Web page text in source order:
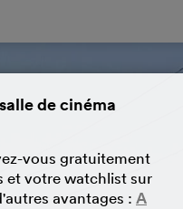
de cinéma
vous gratuitement
et votre watchlist sur
avantages : A